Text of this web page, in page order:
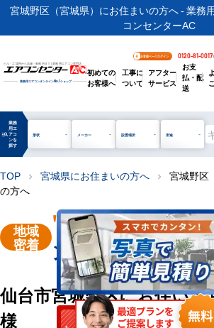
宮城野区（宮城県）にお住まいの方へ - 業務
コンセンターAC
ビル・工場用から店舗・事務所まで | 業務用エアコン専門店
業務用エアコンオンラインNo.1ショップ
お客様ページログイン 0120-81-0017
初めての
お客様へ
工事に
ついて
アフター
サービス
お支
払・配
送
manage_search
業務
用エ
アコ
ンを
探す
形状 メーカー 設置場所 用途
TOP chevron_right 宮城県にお住まいの方へ chevron_right
宮城野区
の方へ
地域
密着
"仙台市宮城野区"
ン販売・工事を承
仙台市宮城野区にお住い
様